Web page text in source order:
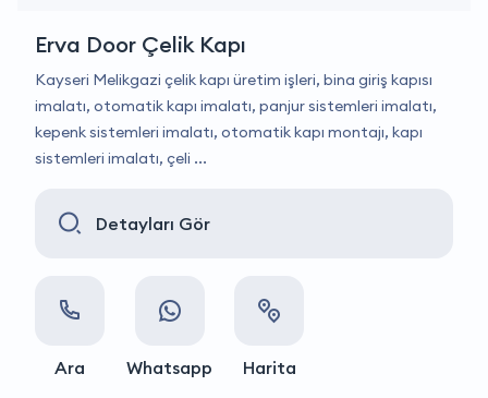
Erva Door Çelik Kapı
Kayseri Melikgazi çelik kapı üretim işleri, bina giriş kapısı
imalatı, otomatik kapı imalatı, panjur sistemleri imalatı,
kepenk sistemleri imalatı, otomatik kapı montajı, kapı
sistemleri imalatı, çeli ...
Detayları Gör
Ara Whatsapp Harita